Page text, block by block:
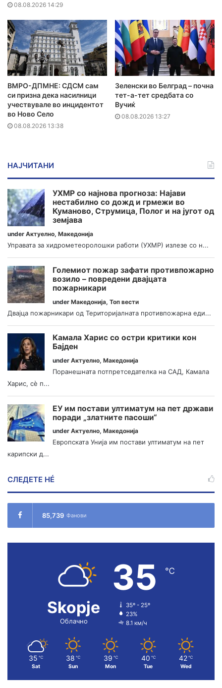
08.08.2026 14:29
ВМРО-ДПМНЕ: СДСМ сам
си призна дека насилници
учествувале во инцидентот
во Ново Село
08.08.2026 13:38
Зеленски во Белград – почна
тет-а-тет средбата со
Вучиќ
08.08.2026 13:27
НАЈЧИТАНИ
УХМР со најнова прогноза: Најави
нестабилно со дожд и грмежи во
Куманово, Струмица, Полог и на југот од
земјава
under Актуелно, Македонија
Управата за хидрометеоролошки работи (УХМР) излезе со н...
Големиот пожар зафати противпожарно
возило – повредени двајцата
пожарникари
under Македонија, Топ вести
Двајца пожарникари од Територијалната противпожарна еди...
Камала Харис со остри критики кон
Бајден
under Актуелно, Македонија
Поранешната потпретседателка на САД, Камала
Харис, сè п...
ЕУ им постави ултиматум на пет држави
поради „златните пасоши“
under Актуелно, Македонија
Европската Унија им постави ултиматум на пет
карипски д...
СЛЕДЕТЕ НÉ
85,739 Фанови
Skopje
Облачно
35 ℃
35º - 25º
23%
8.1 км/ч
35 ℃
Sat
38 ℃
Sun
39 ℃
Mon
40 ℃
Tue
42 ℃
Wed